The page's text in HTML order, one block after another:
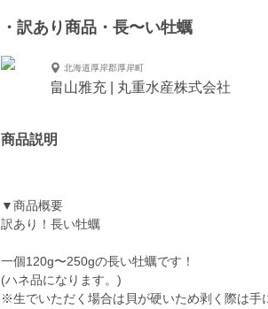
・訳あり商品・長〜い牡蠣
北海道厚岸郡厚岸町
畠山雅充 | 丸重水産株式会社
商品説明
▼商品概要
訳あり！長い牡蠣
一個120g〜250gの長い牡蠣です！
(ハネ品になります。)
※生でいただく場合は貝が硬いため剥く際は手